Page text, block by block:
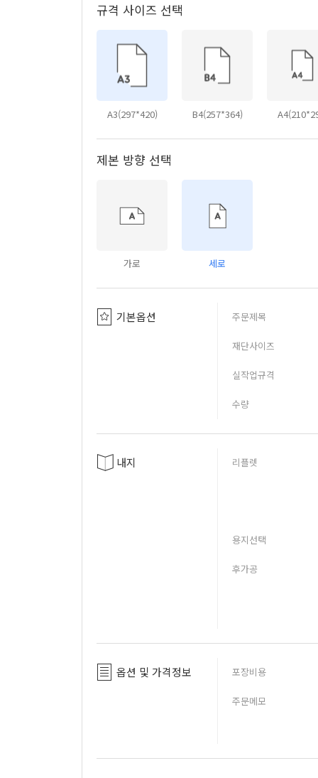
규격 사이즈 선택
A3(297*420) B4(257*364)
제본 방향 선택
가로 세로
기본옵션 주문제목
재단사이즈
실작업규격
수량
내지 리플렛
용지선택
후가공
옵션 및 가격정보 포장비용
주문메모